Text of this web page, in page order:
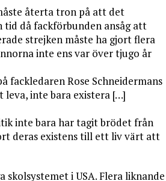
återta tron på att det
då fackförbunden ansåg att
strejken måste ha gjort flera
inte ens var över tjugo år
fackledaren Rose Schneidermans
inte bara existera […]
inte bara har tagit brödet från
deras existens till ett liv värt att
i USA. Flera liknande